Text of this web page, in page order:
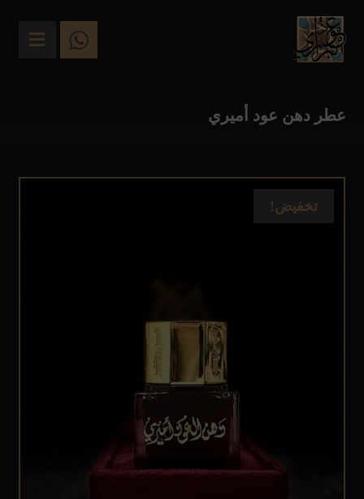
عطر دهن عود أميري
تخفيض!